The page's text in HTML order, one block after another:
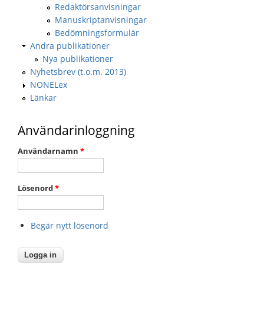
Redaktörsanvisningar
Manuskriptanvisningar
Bedömningsformulär
Andra publikationer
Nya publikationer
Nyhetsbrev (t.o.m. 2013)
NONELex
Länkar
Användarinloggning
Användarnamn *
Lösenord*
Begär nytt lösenord